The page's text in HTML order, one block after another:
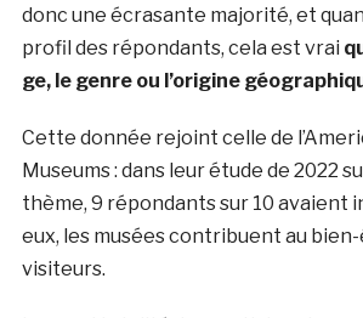
donc une écrasante majorité, et
profil des répondants, cela est vrai
ge, le genre ou l’origine
Cette donnée rejoint celle de
Museums : dans leur étude de 2022
thème, 9 répondants sur 10 avaient
eux, les musées contribuent au
visiteurs.